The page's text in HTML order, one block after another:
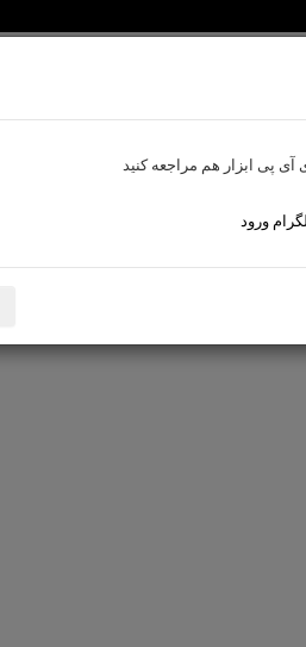
ایمنی لوازم جانبی
آی پی ابزار هم مراجعه کنید